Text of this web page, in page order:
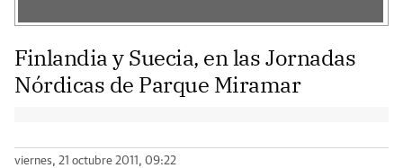
Finlandia y Suecia, en las Jornadas
Nórdicas de Parque Miramar
viernes, 21 octubre 2011, 09:22